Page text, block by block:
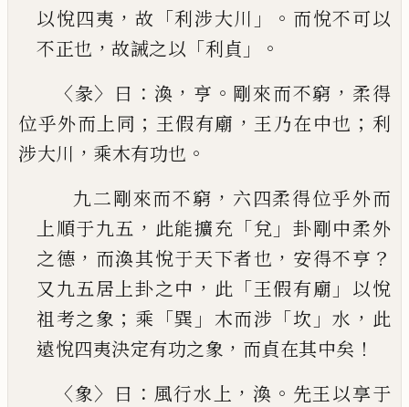
以悅四夷 ，故 「利涉大川 」。 而悅不可以
不正也 ， 故誡之以 「利貞 」。
〈彖〉 曰 ： 渙 ， 亨 。 剛來而不窮 ， 柔得
位乎外而上同 ； 王假有廟 ， 王乃在中也 ； 利
涉大川 ， 乘木有功也 。
九二剛來而不窮 ， 六四柔得位乎外而
上順于九五 ， 此能擴充 「兌 」卦剛中柔外
之德 ， 而渙其悅于天下者也 ， 安得不亨 ？
又九五居上卦之中 ， 此 「王假有廟 」 以悅
祖考之象 ； 乘 「巽 」 木而涉 「坎 」水 ， 此
遠悅四夷決定有功之象 ， 而貞在其中矣 ！
〈象〉 曰 ： 風行水上 ， 渙 。 先王以享于